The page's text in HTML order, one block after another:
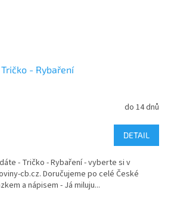
Tričko - Rybaření
do 14 dnů
DETAIL
- Tričko - Rybaření - vyberte si v
cb.cz. Doručujeme po celé České
a nápisem - Já miluju...